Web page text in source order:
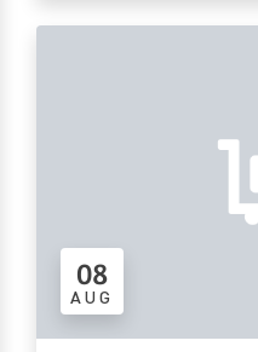
08
AUG